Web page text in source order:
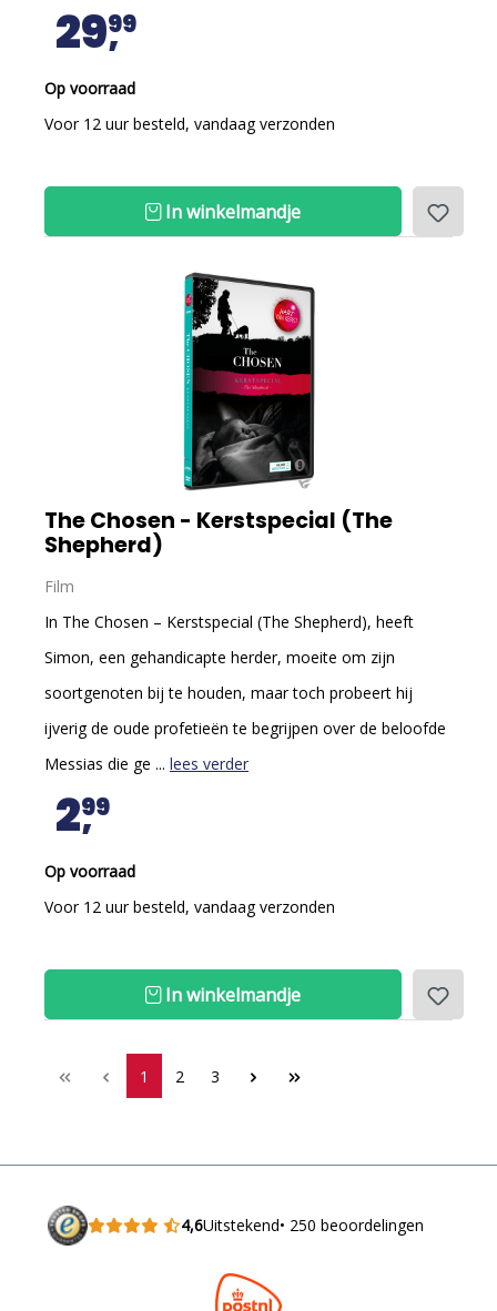
2999
Op voorraad
Voor 12 uur besteld, vandaag verzonden
In winkelmandje
The Chosen - Kerstspecial (The
Shepherd)
Film
In The Chosen – Kerstspecial (The Shepherd), heeft
Simon, een gehandicapte herder, moeite om zijn
soortgenoten bij te houden, maar toch probeert hij
ijverig de oude profetieën te begrijpen over de beloofde
Messias die ge ... lees verder
299
Op voorraad
Voor 12 uur besteld, vandaag verzonden
In winkelmandje
1 2 3
4,6Uitstekend• 250 beoordelingen